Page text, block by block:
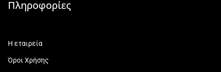
Πληροφορίες
Η εταιρεία
Όροι Χρήσης